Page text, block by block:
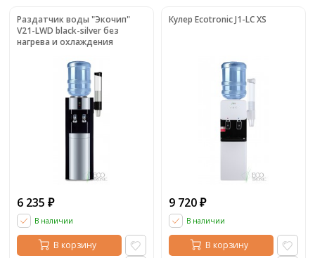
Раздатчик воды "Экочип"
V21-LWD black-silver без
нагрева и охлаждения
6 235 ₽
В наличии
В корзину
Кулер Ecotronic J1-LC XS
9 720 ₽
В наличии
В корзину